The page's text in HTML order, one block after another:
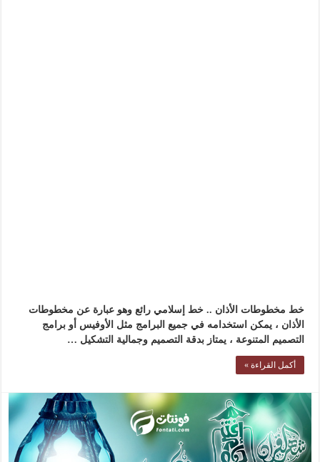
خط مخطوطات الأذان .. خط إسلامي رائع وهو عبارة عن مخطوطات
الأذان ، يمكن استخدامه في جميع البرامج مثل الأوفيس أو برامج
التصميم المتنوعة ، يمتاز بدقة التصميم وجمالية التشكيل …
أكمل القراءة »